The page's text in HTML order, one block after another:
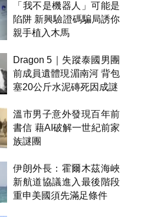
「我不是機器人」可能是
陷阱 新興驗證碼騙局誘你
親手植入木馬
Dragon 5｜失蹤泰國男團
前成員遺體現湄南河 背包
塞20公斤水泥磚死因成謎
溫市男子意外發現百年前
書信 藉AI破解一世紀前家
族謎團
伊朗外長：霍爾木茲海峽
新航道協議進入最後階段
重申美國須先滿足條件